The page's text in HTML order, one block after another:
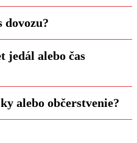
dovozu?
jedál alebo čas
alebo občerstvenie?